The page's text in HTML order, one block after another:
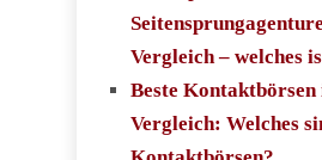
Vergleich – welches
Beste Kontaktbörsen
Vergleich: Welches